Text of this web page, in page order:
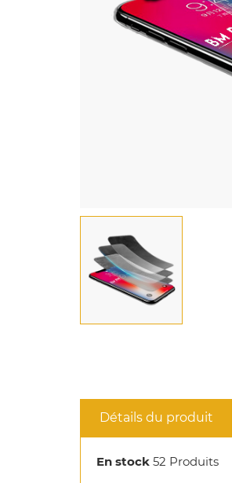
Détails du produit
En stock 52 Produits